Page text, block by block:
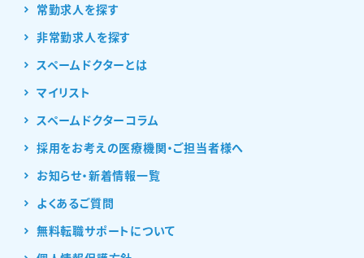
常勤求人を探す
非常勤求人を探す
スペームドクターとは
マイリスト
スペームドクターコラム
採用をお考えの医療機関・ご担当者様へ
お知らせ・新着情報一覧
よくあるご質問
無料転職サポートについて